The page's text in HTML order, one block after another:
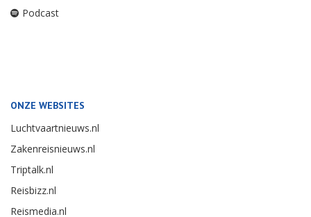
Podcast
ONZE WEBSITES
Luchtvaartnieuws.nl
Zakenreisnieuws.nl
Triptalk.nl
Reisbizz.nl
Reismedia.nl